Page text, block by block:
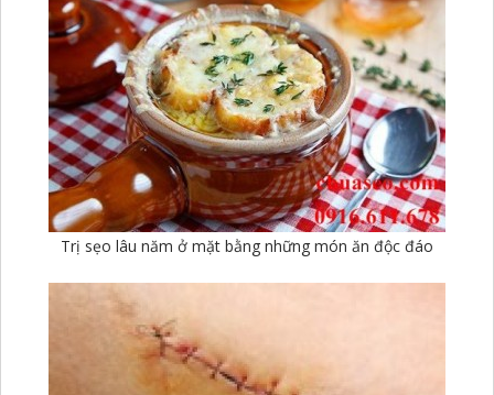
Trị sẹo lâu năm ở mặt bằng những món ăn độc đáo